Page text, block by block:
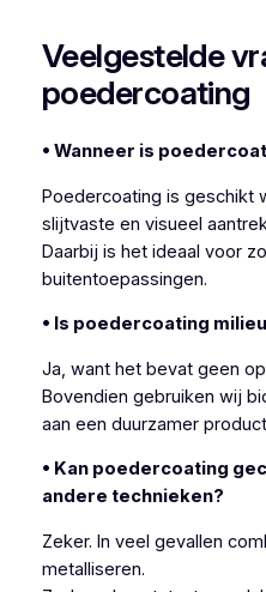
Veelgestelde
poedercoating
• Wanneer is
Poedercoating is geschikt
slijtvaste en visueel
Daarbij is het ideaal voor
buitentoepassingen.
• Is poedercoating
Ja, want het bevat geen
Bovendien gebruiken wij
aan een duurzamer
• Kan poedercoating
andere technieken?
Zeker. In veel gevallen
metalliseren.